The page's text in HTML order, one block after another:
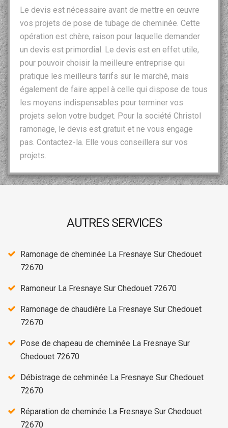
Le devis est nécessaire avant de mettre en œuvre
vos projets de pose de tubage de cheminée. Cette
opération est chère, raison pour laquelle demander
un devis est primordial. Le devis est en effet utile,
pour pouvoir choisir la meilleure entreprise qui
pratique les meilleurs tarifs sur le marché, mais
également de faire appel à celle qui dispose de tous
les moyens indispensables pour terminer vos
projets selon votre budget. Pour la société Christol
ramonage, le devis est gratuit et ne vous engage
pas. Contactez-la. Elle vous conseillera sur vos
projets.
AUTRES SERVICES
Ramonage de cheminée La Fresnaye Sur Chedouet
72670
Ramoneur La Fresnaye Sur Chedouet 72670
Ramonage de chaudière La Fresnaye Sur Chedouet
72670
Pose de chapeau de cheminée La Fresnaye Sur
Chedouet 72670
Débistrage de cehminée La Fresnaye Sur Chedouet
72670
Réparation de cheminée La Fresnaye Sur Chedouet
72670